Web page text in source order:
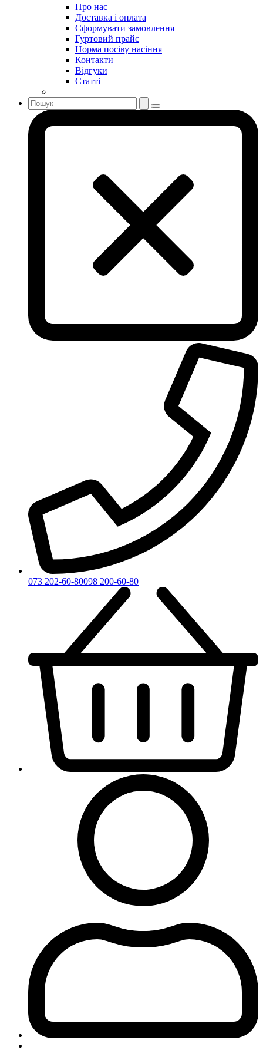
Про нас
Доставка і оплата
Сформувати замовлення
Гуртовий прайс
Норма посіву насіння
Контакти
Відгуки
Статті
073 202-60-80098 200-60-80